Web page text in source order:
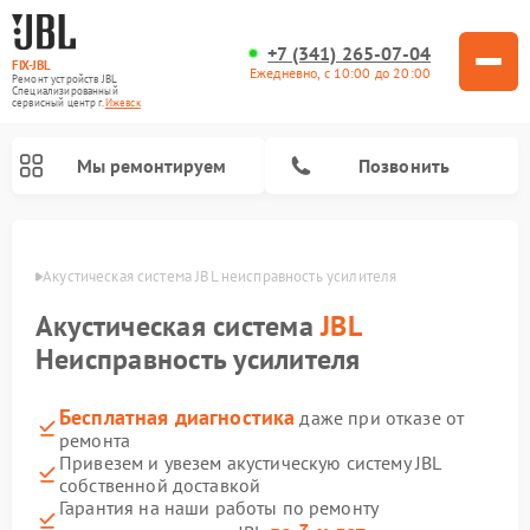
FIX-JBL
Ремонт устройств JBL
Специализированный
cервисный центр г.Ижевск
+7 (341) 265-07-04
Ежедневно, с 10:00 до 20:00
Мы ремонтируем Позвонить
Акустическая система JBL неисправность усилителя
Акустическая системаJBL
Неисправность усилителя
Бесплатная диагностика даже при отказе от
ремонта
Привезем и увезем акустическую систему JBL
собственной доставкой
Гарантия на наши работы по ремонту